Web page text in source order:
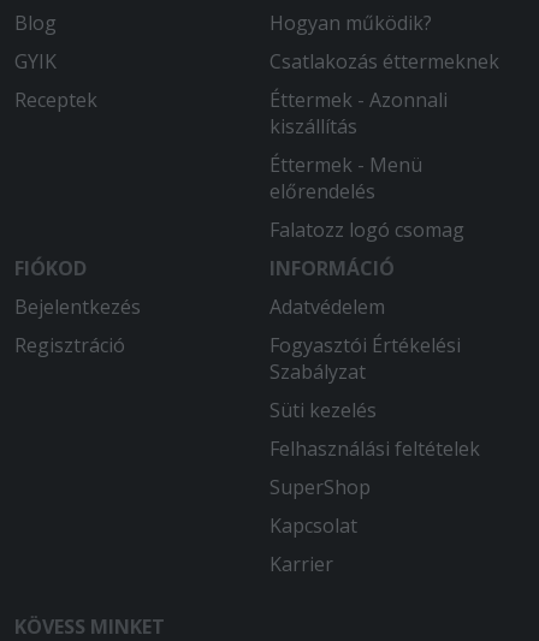
Blog
GYIK
Receptek
Hogyan működik?
Csatlakozás éttermeknek
Éttermek - Azonnali
kiszállítás
Éttermek - Menü
előrendelés
Falatozz logó csomag
FIÓKOD
Bejelentkezés
Regisztráció
INFORMÁCIÓ
Adatvédelem
Fogyasztói Értékelési
Szabályzat
Süti kezelés
Felhasználási feltételek
SuperShop
Kapcsolat
Karrier
KÖVESS MINKET